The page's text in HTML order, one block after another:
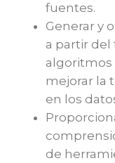
fuentes.
Generar y
a partir del
algoritmos
mejorar la
en los
de